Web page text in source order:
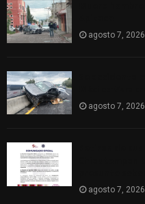
agosto 7, 2026
agosto 7, 2026
agosto 7, 2026